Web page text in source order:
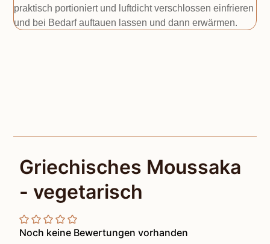
praktisch portioniert und luftdicht verschlossen einfrieren
und bei Bedarf auftauen lassen und dann erwärmen.
Griechisches Moussaka
- vegetarisch
Noch keine Bewertungen vorhanden